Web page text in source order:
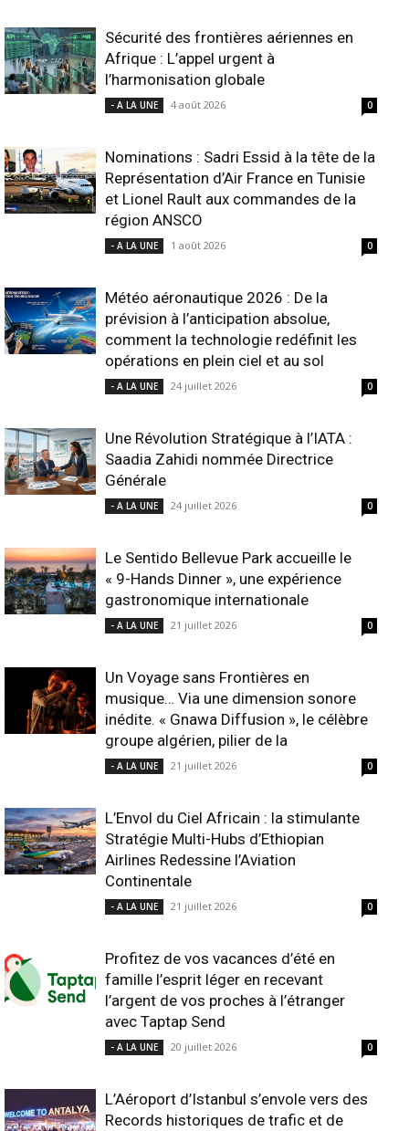
Sécurité des frontières aériennes en
Afrique : L’appel urgent à
l’harmonisation globale
- A LA UNE 4 août 2026 0
Nominations : Sadri Essid à la tête de la
Représentation d’Air France en Tunisie
et Lionel Rault aux commandes de la
région ANSCO
- A LA UNE 1 août 2026 0
Météo aéronautique 2026 : De la
prévision à l’anticipation absolue,
comment la technologie redéfinit les
opérations en plein ciel et au sol
- A LA UNE 24 juillet 2026 0
Une Révolution Stratégique à l’IATA :
Saadia Zahidi nommée Directrice
Générale
- A LA UNE 24 juillet 2026 0
Le Sentido Bellevue Park accueille le
« 9-Hands Dinner », une expérience
gastronomique internationale
- A LA UNE 21 juillet 2026 0
Un Voyage sans Frontières en
musique… Via une dimension sonore
inédite. « Gnawa Diffusion », le célèbre
groupe algérien, pilier de la
- A LA UNE 21 juillet 2026 0
L’Envol du Ciel Africain : la stimulante
Stratégie Multi-Hubs d’Ethiopian
Airlines Redessine l’Aviation
Continentale
- A LA UNE 21 juillet 2026 0
Profitez de vos vacances d’été en
famille l’esprit léger en recevant
l’argent de vos proches à l’étranger
avec Taptap Send
- A LA UNE 20 juillet 2026 0
L’Aéroport d’Istanbul s’envole vers des
Records historiques de trafic et de